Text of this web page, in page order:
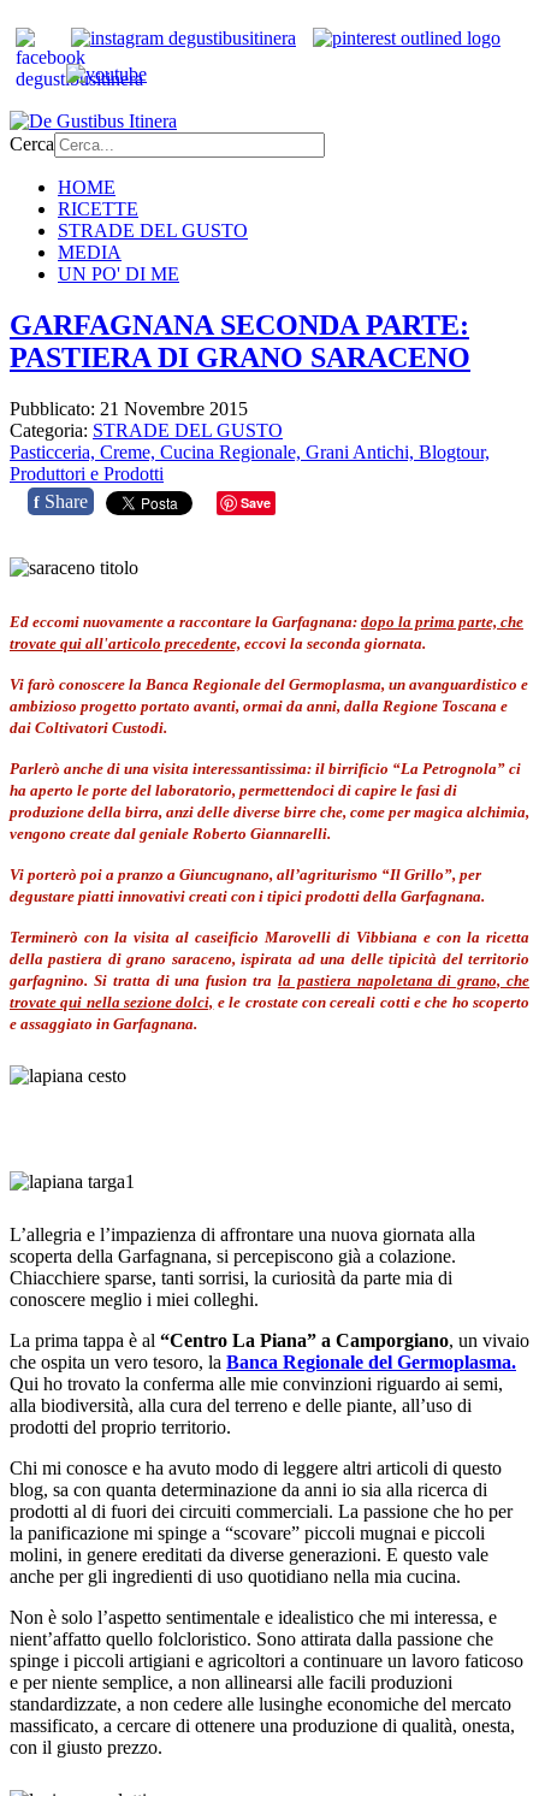
Cerca
HOME
RICETTE
STRADE DEL GUSTO
MEDIA
UN PO' DI ME
GARFAGNANA SECONDA PARTE:
PASTIERA DI GRANO SARACENO
Pubblicato: 21 Novembre 2015
Categoria: STRADE DEL GUSTO
Pasticceria, Creme, Cucina Regionale, Grani Antichi, Blogtour,
Produttori e Prodotti
f Share Save
Ed eccomi nuovamente a raccontare la Garfagnana: dopo la prima parte, che
trovate qui all'articolo precedente, eccovi la seconda giornata.
Vi farò conoscere la Banca Regionale del Germoplasma, un avanguardistico e
ambizioso progetto portato avanti, ormai da anni, dalla Regione Toscana e
dai Coltivatori Custodi.
Parlerò anche di una visita interessantissima: il birrificio “La Petrognola” ci
ha aperto le porte del laboratorio, permettendoci di capire le fasi di
produzione della birra, anzi delle diverse birre che, come per magica alchimia,
vengono create dal geniale Roberto Giannarelli.
Vi porterò poi a pranzo a Giuncugnano, all’agriturismo “Il Grillo”, per
degustare piatti innovativi creati con i tipici prodotti della Garfagnana.
Terminerò con la visita al caseificio Marovelli di Vibbiana e con la ricetta
della pastiera di grano saraceno, ispirata ad una delle tipicità del territorio
garfagnino. Si tratta di una fusion tra la pastiera napoletana di grano, che
trovate qui nella sezione dolci, e le crostate con cereali cotti e che ho scoperto
e assaggiato in Garfagnana.
L’allegria e l’impazienza di affrontare una nuova giornata alla
scoperta della Garfagnana, si percepiscono già a colazione.
Chiacchiere sparse, tanti sorrisi, la curiosità da parte mia di
conoscere meglio i miei colleghi.
La prima tappa è al “Centro La Piana” a Camporgiano, un vivaio
che ospita un vero tesoro, la Banca Regionale del Germoplasma.
Qui ho trovato la conferma alle mie convinzioni riguardo ai semi,
alla biodiversità, alla cura del terreno e delle piante, all’uso di
prodotti del proprio territorio.
Chi mi conosce e ha avuto modo di leggere altri articoli di questo
blog, sa con quanta determinazione da anni io sia alla ricerca di
prodotti al di fuori dei circuiti commerciali. La passione che ho per
la panificazione mi spinge a “scovare” piccoli mugnai e piccoli
molini, in genere ereditati da diverse generazioni. E questo vale
anche per gli ingredienti di uso quotidiano nella mia cucina.
Non è solo l’aspetto sentimentale e idealistico che mi interessa, e
nient’affatto quello folcloristico. Sono attirata dalla passione che
spinge i piccoli artigiani e agricoltori a continuare un lavoro faticoso
e per niente semplice, a non allinearsi alle facili produzioni
standardizzate, a non cedere alle lusinghe economiche del mercato
massificato, a cercare di ottenere una produzione di qualità, onesta,
con il giusto prezzo.